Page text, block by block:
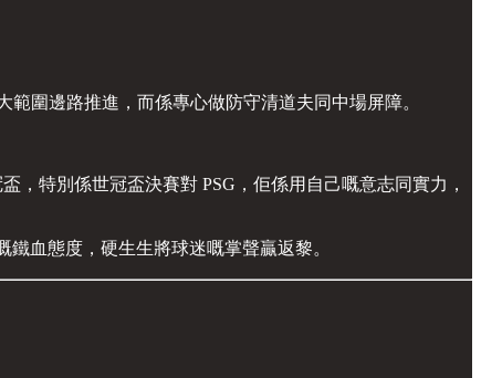
圍邊路推進，而係專心做防守清道夫同中場屏障。
，特別係世冠盃決賽對 PSG，佢係用自己嘅意志同實力，
血態度，硬生生將球迷嘅掌聲贏返黎。